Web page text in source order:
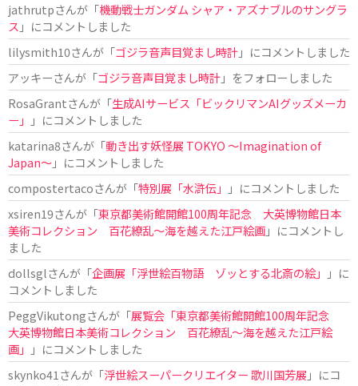
jathrutpさんが「機動戦士ガンダム シャア・アズナブルのサングラ
ス 」にコメントしました
lilysmith10さんが「ゴジラ音声目覚まし時計」にコメントしました
アッキーさんが「ゴジラ音声目覚まし時計」をフォローしました
RosaGrantさんが「生成AIサービス「ビックリマンAIグッズメーカ
ー」
」にコメントしました
katarina8さんが「動き出す妖怪展 TOKYO 〜Imagination of
Japan〜」にコメントしました
compostertacoさんが「特別展「水滸伝」
」にコメントしました
xsiren19さんが「東京都美術館開館100周年記念 大英博物館日本
美術コレクション 百花繚乱～海を越えた江戸絵画」にコメントし
ました
dollsglさんが「企画展「浮世絵百物語 ゾッとする北斎の絵」
」に
コメントしました
PeggVikutongさんが「展覧会「東京都美術館開館100周年記念
大英博物館日本美術コレクション 百花繚乱〜海を越えた江戸絵
画」
」にコメントしました
skynko41 さんが「浮世絵スーパークリエイター 歌川国芳展 」にコ